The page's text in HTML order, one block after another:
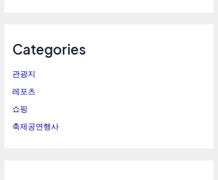
Categories
관광지
레포츠
쇼핑
축제공연행사